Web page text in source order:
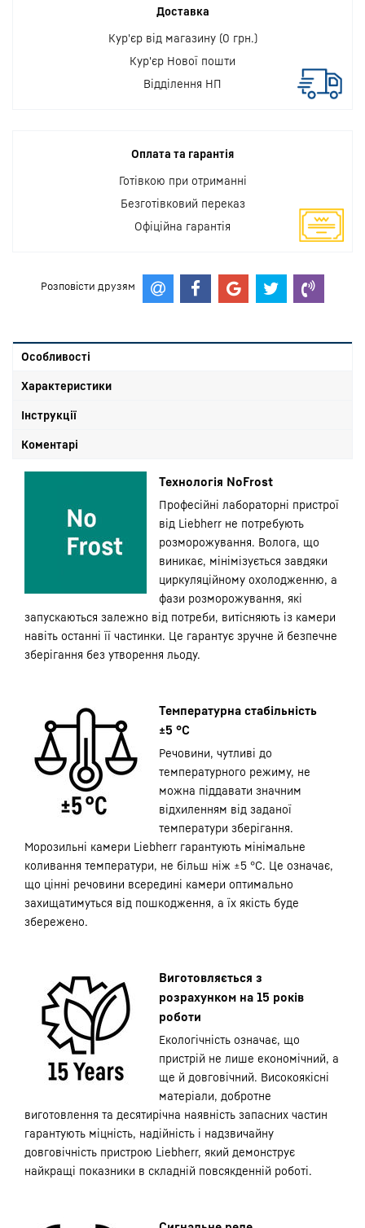
Доставка
Кур'єр від магазину (0 грн.)
Кур'єр Нової пошти
Відділення НП
Оплата та гарантія
Готівкою при отриманні
Безготівковий переказ
Офіційна гарантія
Розповісти друзям
Особливості
Характеристики
Інструкції
Коментарі
Технологія NoFrost
Професійні лабораторні пристрої
від Liebherr не потребують
розморожування. Волога, що
виникає, мінімізується завдяки
циркуляційному охолодженню, а
фази розморожування, які
запускаються залежно від потреби, витісняють із камери
навіть останні її частинки. Це гарантує зручне й безпечне
зберігання без утворення льоду.
Температурна стабільність
±5 °C
Речовини, чутливі до
температурного режиму, не
можна піддавати значним
відхиленням від заданої
температури зберігання.
Морозильні камери Liebherr гарантують мінімальне
коливання температури, не більш ніж ±5 °C. Це означає,
що цінні речовини всередині камери оптимально
захищатимуться від пошкодження, а їх якість буде
збережено.
Виготовляється з
розрахунком на 15 років
роботи
Екологічність означає, що
пристрій не лише економічний, а
ще й довговічний. Високоякісні
матеріали, добротне
виготовлення та десятирічна наявність запасних частин
гарантують міцність, надійність і надзвичайну
довговічність пристрою Liebherr, який демонструє
найкращі показники в складній повсякденній роботі.